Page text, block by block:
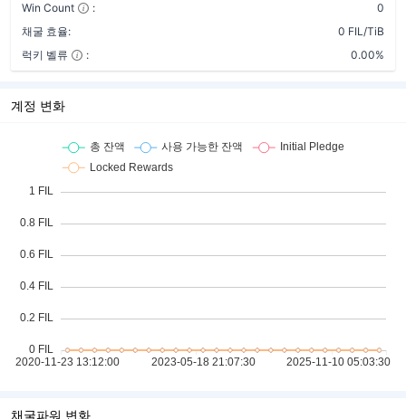
Win Count
:
0
채굴 효율:
0 FIL/TiB
럭키 벨류
: 0.00%
계정 변화
채굴파워 변화